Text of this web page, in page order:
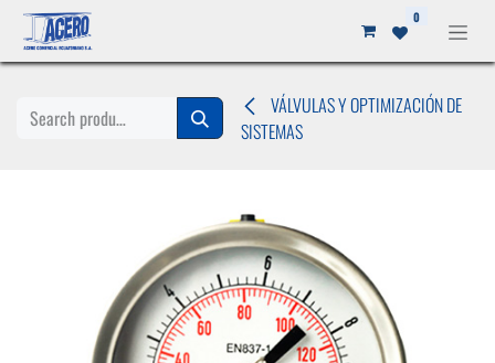
Ir al contenido 0
VÁLVULAS Y OPTIMIZACIÓN DE
SISTEMAS